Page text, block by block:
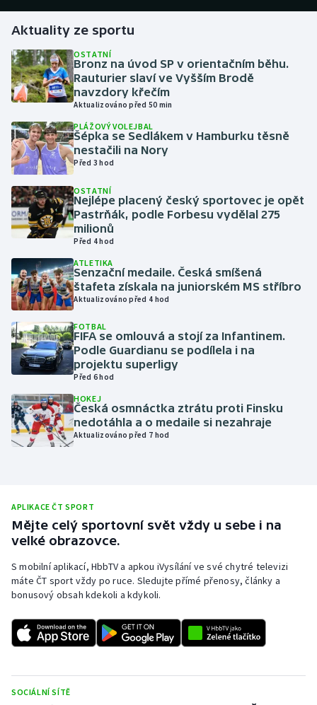
Golf
Gymnastika
Házená
Jezdectví
Judo
Krasobruslení
Lezení
Lyže a snowboard
Moderní pětiboj
Motorsport
Olympijské hry
Parasport
Plavání
Ragby
Rychlobruslení
Rychlostní kanoistika
Sportovní střelba
Stolní tenis
Aktuality ze sportu
OSTATNÍ
Bronz na úvod SP v orientačním běhu.
Rauturier slaví ve Vyšším Brodě
navzdory křečím
Aktualizováno před 50 min
PLÁŽOVÝ VOLEJBAL
Šépka se Sedlákem v Hamburku těsně
nestačili na Nory
Před 3 hod
OSTATNÍ
Nejlépe placený český sportovec je opět
Pastrňák, podle Forbesu vydělal 275
milionů
Před 4 hod
ATLETIKA
Senzační medaile. Česká smíšená
štafeta získala na juniorském MS stříbro
Aktualizováno před 4 hod
FOTBAL
FIFA se omlouvá a stojí za Infantinem.
Podle Guardianu se podílela i na
projektu superligy
Před 6 hod
HOKEJ
Česká osmnáctka ztrátu proti Finsku
nedotáhla a o medaile si nezahraje
Aktualizováno před 7 hod
APLIKACE ČT SPORT
Mějte celý sportovní svět vždy u sebe i na
velké obrazovce.
S mobilní aplikací, HbbTV a apkou iVysílání ve své chytré televizi
máte ČT sport vždy po ruce. Sledujte přímé přenosy, články a
bonusový obsah kdekoli a kdykoli.
SOCIÁLNÍ SÍTĚ